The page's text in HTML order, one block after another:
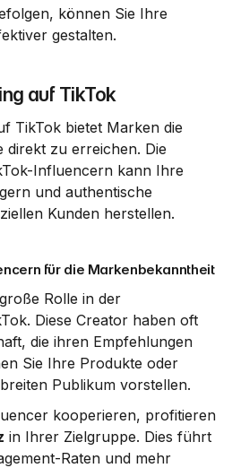
können Sie Ihre
gestalten.
auf TikTok
TikTok bietet Marken die
Influencern kann Ihre
und authentische
Kunden herstellen.
für die Markenbekanntheit
Rolle in der
Diese Creator haben oft
die ihren Empfehlungen
Sie Ihre Produkte oder
Publikum vorstellen.
kooperieren, profitieren
in Ihrer Zielgruppe. Dies führt
Raten und mehr